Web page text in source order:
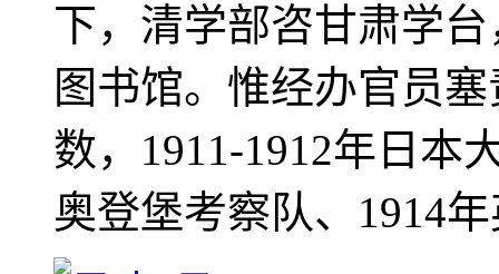
下，清学部咨甘肃学
图书馆。惟经办官员
数，1911-1912年日本
奥登堡考察队、1914